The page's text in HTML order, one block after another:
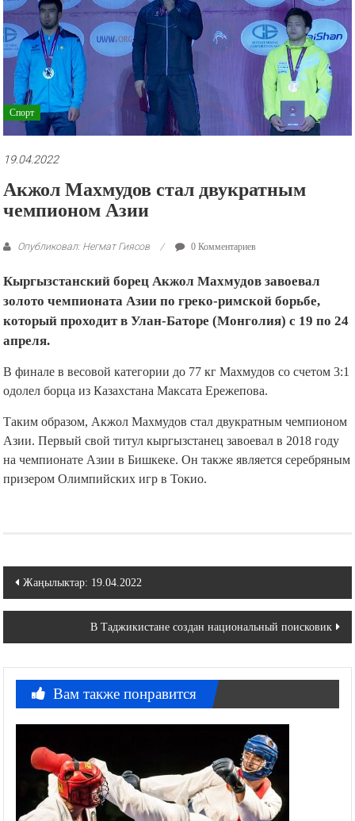
рекламные
ролики
и
презентации.
Спорт
19.04.2022
Акжол Махмудов стал двукратным
чемпионом Азии
Опубликовал: Негмат Гиясов 0 Комментариев
Кыргызстанский борец Акжол Махмудов завоевал
золото чемпионата Азии по греко-римской борьбе,
который проходит в Улан-Баторе (Монголия) с 19 по 24
апреля.
В финале в весовой категории до 77 кг Махмудов со счетом 3:1
одолел борца из Казахстана Максата Ережепова.
Таким образом, Акжол Махмудов стал двукратным чемпионом
Азии. Первый свой титул кыргызстанец завоевал в 2018 году
на чемпионате Азии в Бишкеке. Он также является серебряным
призером Олимпийских игр в Токио.
Навигация
по
Жаңылыктар: 19.04.2022
В Таджикистане создан национальный поисковик
Вам также понравится